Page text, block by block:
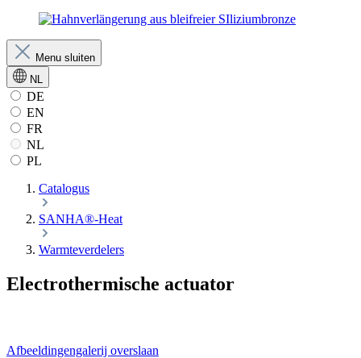
Menu sluiten
NL
DE
EN
FR
NL
PL
Catalogus
SANHA®-Heat
Warmteverdelers
Electrothermische actuator
Afbeeldingengalerij overslaan